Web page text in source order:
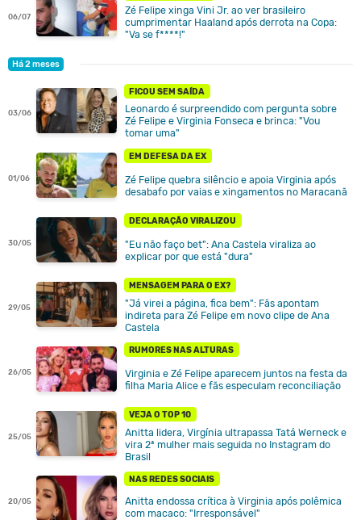
06/07
Zé Felipe xinga Vini Jr. ao ver brasileiro
cumprimentar Haaland após derrota na Copa:
"Va se f****!"
Há 2 meses
03/06
FICOU SEM SAÍDA
Leonardo é surpreendido com pergunta sobre
Zé Felipe e Virginia Fonseca e brinca: "Vou
tomar uma"
01/06
EM DEFESA DA EX
Zé Felipe quebra silêncio e apoia Virginia após
desabafo por vaias e xingamentos no Maracanã
30/05
DECLARAÇÃO VIRALIZOU
"Eu não faço bet": Ana Castela viraliza ao
explicar por que está "dura"
29/05
MENSAGEM PARA O EX?
"Já virei a página, fica bem": Fãs apontam
indireta para Zé Felipe em novo clipe de Ana
Castela
26/05
RUMORES NAS ALTURAS
Virginia e Zé Felipe aparecem juntos na festa da
filha Maria Alice e fãs especulam reconciliação
25/05
VEJA O TOP 10
Anitta lidera, Virgínia ultrapassa Tatá Werneck e
vira 2ª mulher mais seguida no Instagram do
Brasil
20/05
NAS REDES SOCIAIS
Anitta endossa crítica à Virginia após polêmica
com macaco: "Irresponsável"